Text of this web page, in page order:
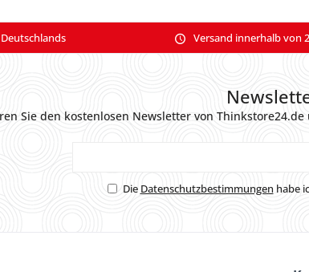
Versand innerhalb von
Sie den kostenlosen Newsletter von
Die Datenschutzbestimmungen habe